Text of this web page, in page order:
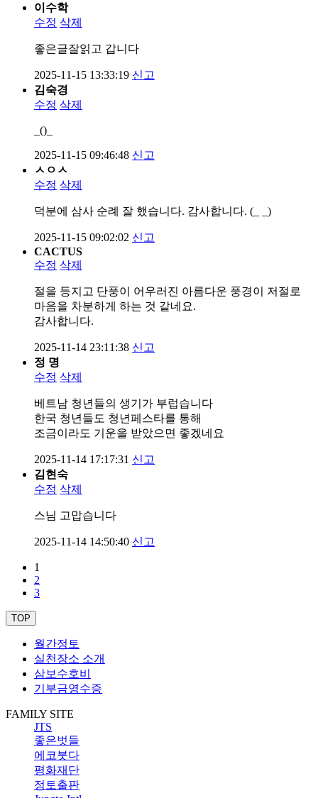
이수학
수정 삭제
좋은글잘읽고 갑니다
2025-11-15 13:33:19 신고
김숙경
수정 삭제
_()_
2025-11-15 09:46:48 신고
ㅅㅇㅅ
수정 삭제
덕분에 삼사 순례 잘 했습니다. 감사합니다. (_ _)
2025-11-15 09:02:02 신고
CACTUS
수정 삭제
절을 등지고 단풍이 어우러진 아름다운 풍경이 저절로
마음을 차분하게 하는 것 같네요.
감사합니다.
2025-11-14 23:11:38 신고
정 명
수정 삭제
베트남 청년들의 생기가 부럽습니다
한국 청년들도 청년페스타를 통해
조금이라도 기운을 받았으면 좋겠네요
2025-11-14 17:17:31 신고
김현숙
수정 삭제
스님 고맙습니다
2025-11-14 14:50:40 신고
1
2
3
TOP
월간정토
실천장소 소개
삼보수호비
기부금영수증
FAMILY SITE
JTS
좋은벗들
에코붓다
평화재단
정토출판